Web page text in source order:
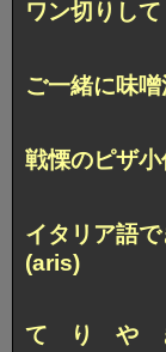
ワン切りし
ご一緒に味
戦慄のピザ
イタリア語
(aris)
て り や